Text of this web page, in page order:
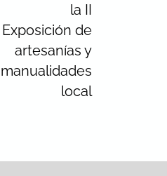
la II
Exposición de
artesanías y
manualidades
local